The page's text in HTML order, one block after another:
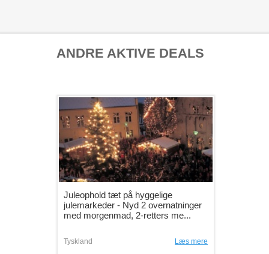
ANDRE AKTIVE DEALS
Juleophold tæt på hyggelige
julemarkeder - Nyd 2 overnatninger
med morgenmad, 2-retters me...
Tyskland Læs mere